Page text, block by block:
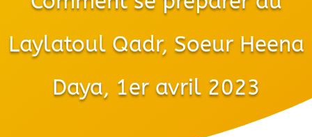
Laylatoul Qadr, Soeur Heena
Daya, 1er avril 2023